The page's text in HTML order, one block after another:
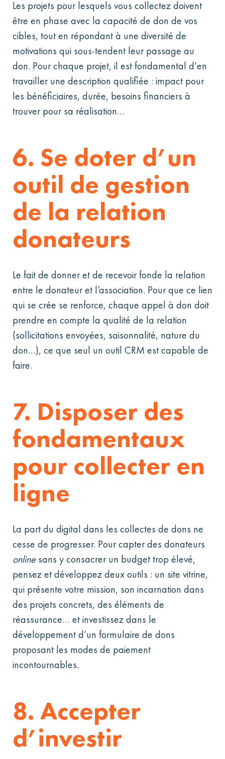
Les projets pour lesquels vous collectez doivent
être en phase avec la capacité de don de vos
cibles, tout en répondant à une diversité de
motivations qui sous-tendent leur passage au
don. Pour chaque projet, il est fondamental d’en
travailler une description qualifiée : impact pour
les bénéficiaires, durée, besoins financiers à
trouver pour sa réalisation…
6. Se doter d’un
outil de gestion
de la relation
donateurs
Le fait de donner et de recevoir fonde la relation
entre le donateur et l’association. Pour que ce lien
qui se crée se renforce, chaque appel à don doit
prendre en compte la qualité de la relation
(sollicitations envoyées, saisonnalité, nature du
don…), ce que seul un outil CRM est capable de
faire.
7. Disposer des
fondamentaux
pour collecter en
ligne
La part du digital dans les collectes de dons ne
cesse de progresser. Pour capter des donateurs
online sans y consacrer un budget trop élevé,
pensez et développez deux outils : un site vitrine,
qui présente votre mission, son incarnation dans
des projets concrets, des éléments de
réassurance… et investissez dans le
développement d’un formulaire de dons
proposant les modes de paiement
incontournables.
8. Accepter
d’investir